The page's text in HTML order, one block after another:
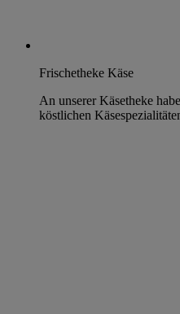
Frischetheke Käse
An unserer Käsetheke
köstlichen